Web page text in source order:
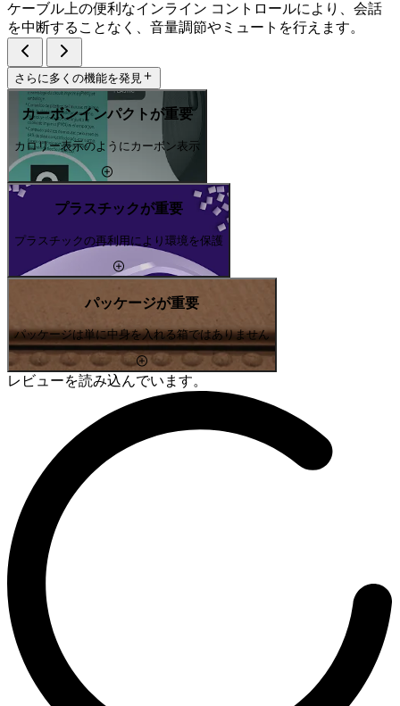
ケーブル上の便利なインライン コントロールにより、会話
を中断することなく、音量調節やミュートを行えます。
さらに多くの機能を発見
カーボンインパクトが重要
カロリー表示のようにカーボン表示
プラスチックが重要
プラスチックの再利用により環境を保護
パッケージが重要
パッケージは単に中身を入れる箱ではありません
レビューを読み込んでいます。